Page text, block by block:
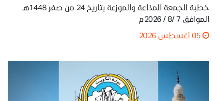
خطبة الجمعة المذاعة والموزعة بتاريخ 24 من صفر 1448هـ
الموافق 7 /8 / 2026م